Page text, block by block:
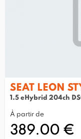
SEAT LEON
1.5 eHybrid 204ch
À partir de
389.00 €